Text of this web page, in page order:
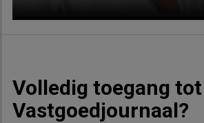
Volledig toegang tot
Vastgoedjournaal?